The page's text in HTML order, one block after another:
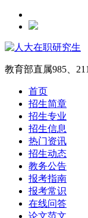
教育部直属985、
首页
招生简章
招生专业
招生信息
热门资讯
招生动态
教务公告
报考指南
报考常识
在线问答
论文范文